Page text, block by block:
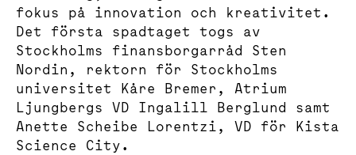
fokus på innovation och kreativitet.
Det första spadtaget togs av
Stockholms finansborgarråd Sten
Nordin, rektorn för Stockholms
universitet Kåre Bremer, Atrium
Ljungbergs VD Ingalill Berglund samt
Anette Scheibe Lorentzi, VD för Kista
Science City.